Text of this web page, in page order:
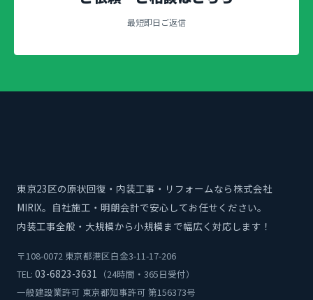
最短即日ご返信
東京23区の原状回復・内装工事・リフォームなら株式会社
MIRIX。自社施工・明朗会計で安心してお任せください。
内装工事全般・大規模から小規模まで幅広く対応します！
〒108-0072 東京都港区白金3-11-17-206
TEL: 03-6823-3631 （24時間・365日受付）
一般建設業許可 東京都知事許可 第156373号